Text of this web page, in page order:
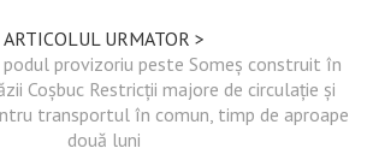
ARTICOLUL URMATOR >
provizoriu peste Someș construit în
Coșbuc Restricții majore de circulație și
transportul în comun, timp de aproape
două luni